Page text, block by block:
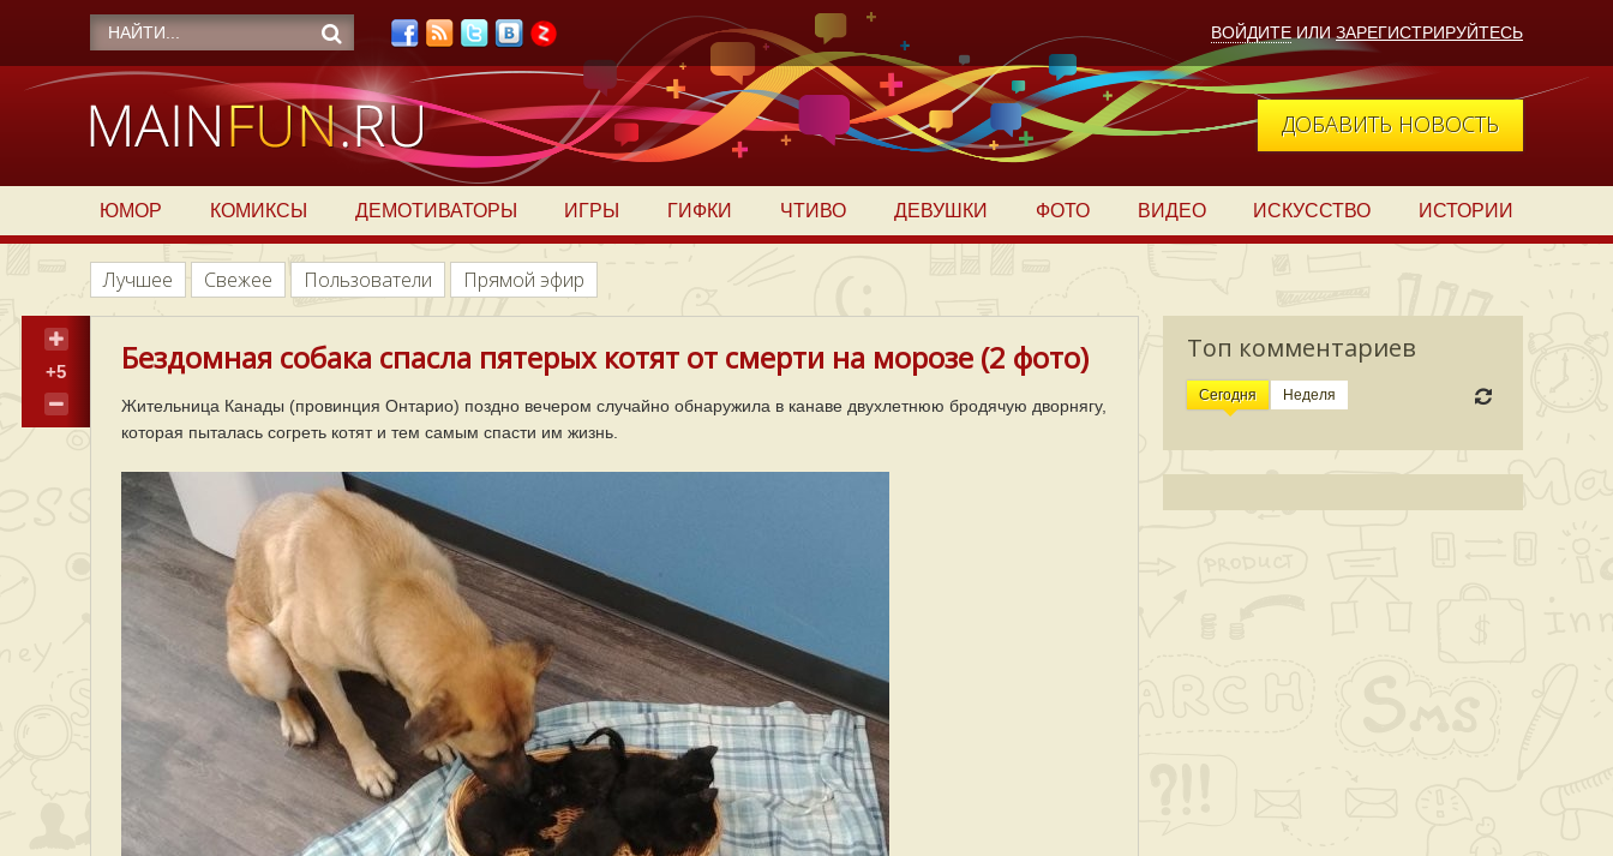
ВОЙДИТЕ ИЛИ ЗАРЕГИСТРИРУЙТЕСЬ
ДОБАВИТЬ НОВОСТЬ
ЮМОР КОМИКСЫ ДЕМОТИВАТОРЫ ИГРЫ ГИФКИ ЧТИВО ДЕВУШКИ ФОТО ВИДЕО ИСКУССТВО ИСТОРИИ
Лучшее Свежее Пользователи Прямой эфир
Топ комментариев
Сегодня Неделя
+5 Бездомная собака спасла пятерых котят от смерти на морозе (2 фото)
Жительница Канады (провинция Онтарио) поздно вечером случайно обнаружила в канаве двухлетнюю бродячую дворнягу,
которая пыталась согреть котят и тем самым спасти им жизнь.